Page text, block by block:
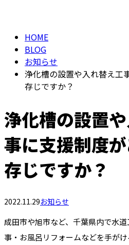
HOME
BLOG
お知らせ
浄化槽の設置や入れ替え工
存じですか？
浄化槽の設置
事に支援制度
存じですか？
2022.11.29お知らせ
成田市や旭市など、千葉県内で水
事・お風呂リフォームなどを手が